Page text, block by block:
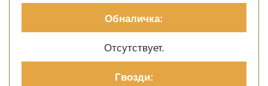
Обналичка:
Отсутствует.
Гвозди: